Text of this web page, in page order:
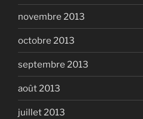
novembre 2013
octobre 2013
septembre 2013
août 2013
juillet 2013